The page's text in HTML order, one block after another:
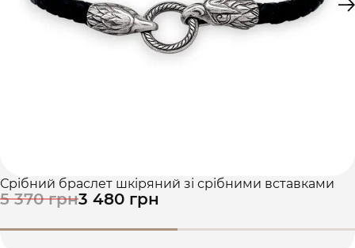
Срібний браслет шкіряний зі срібними вставками
5 370 грн3 480 грн